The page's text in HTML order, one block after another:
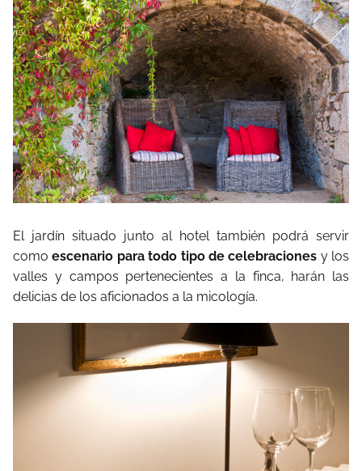
El jardín situado junto al hotel también podrá servir
comoescenario para todo tipo de celebraciones y los
valles y campos pertenecientes a la finca, harán las
delicias de los aficionados a la micología.